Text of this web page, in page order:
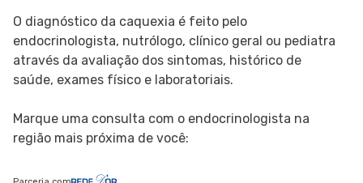
O diagnóstico da caquexia é feito pelo
endocrinologista, nutrólogo, clínico geral ou pediatra
através da avaliação dos sintomas, histórico de
saúde, exames físico e laboratoriais.
Marque uma consulta com o endocrinologista na
região mais próxima de você: